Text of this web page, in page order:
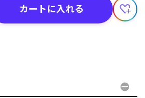
カートに入れる